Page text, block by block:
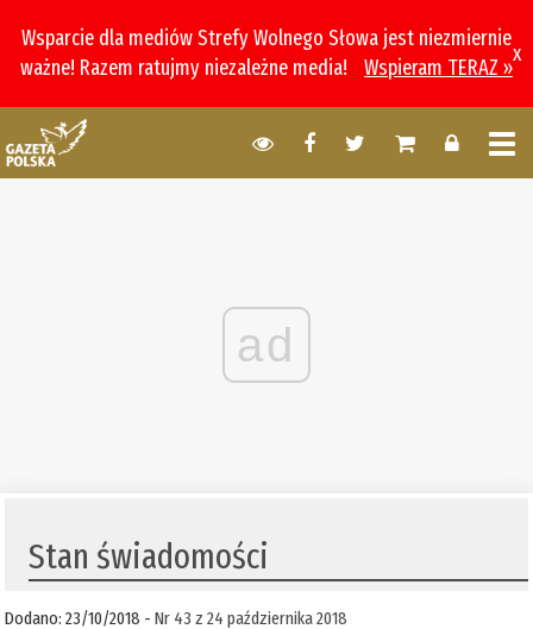
Wsparcie dla mediów Strefy Wolnego Słowa jest niezmiernie
ważne! Razem ratujmy niezależne media!
Wspieram TERAZ »
x
ad
Stan świadomości
Dodano: 23/10/2018 -Nr 43 z 24 października 2018